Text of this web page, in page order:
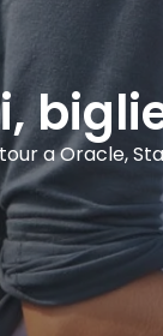
tour a Oracle,